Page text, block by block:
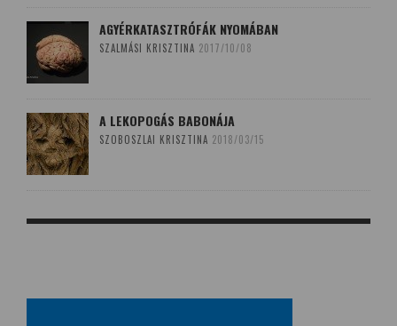
AGYÉRKATASZTRÓFÁK NYOMÁBAN
SZALMÁSI KRISZTINA 2017/10/08
A LEKOPOGÁS BABONÁJA
SZOBOSZLAI KRISZTINA 2018/03/15